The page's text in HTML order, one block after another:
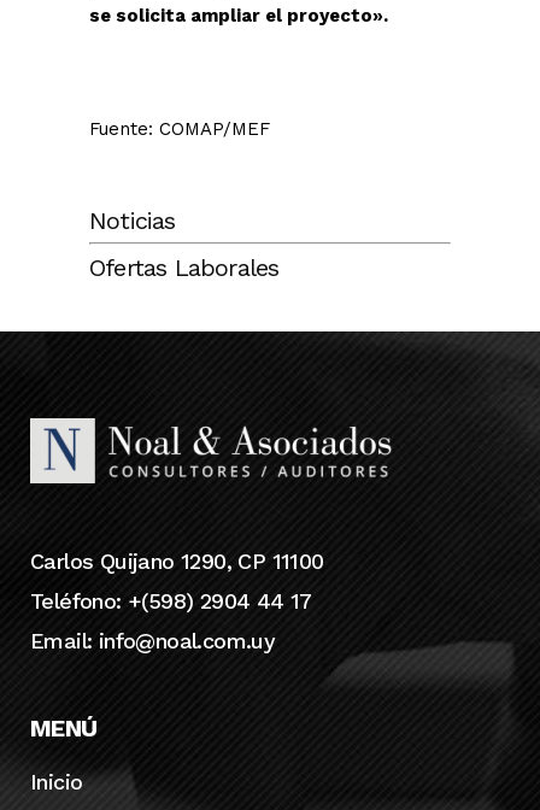
se solicita ampliar el proyecto».
Fuente: COMAP/MEF
Noticias
Ofertas Laborales
Carlos Quijano 1290, CP 11100
Teléfono: +(598) 2904 44 17
Email: info@noal.com.uy
MENÚ
Inicio